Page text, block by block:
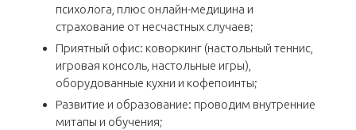
психолога, плюс онлайн-медицина и
страхование от несчастных случаев;
Приятный офис: коворкинг (настольный теннис,
игровая консоль, настольные игры),
оборудованные кухни и кофепоинты;
Развитие и образование: проводим внутренние
митапы и обучения;